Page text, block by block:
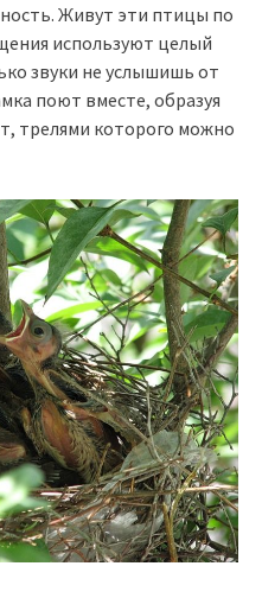
Живут эти птицы по
используют целый
звуки не услышишь от
поют вместе, образуя
трелями которого можно